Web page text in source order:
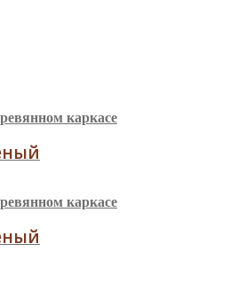
каркасе
каркасе